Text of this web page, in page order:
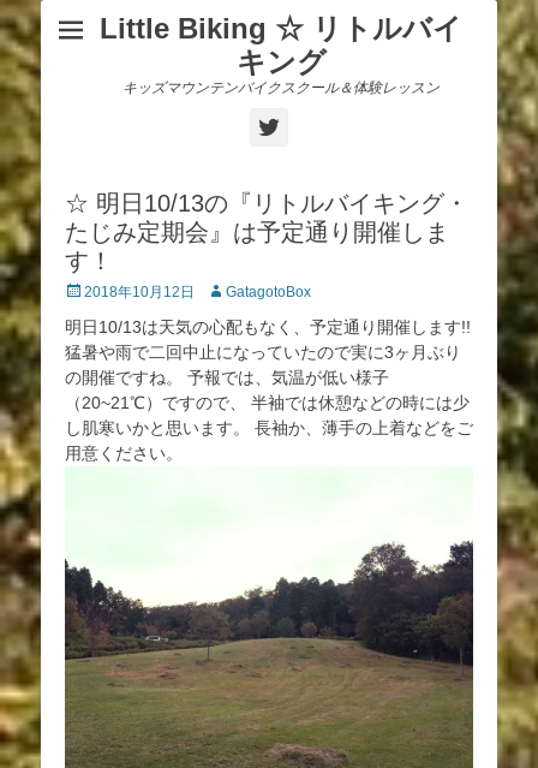
Little Biking ☆ リトルバイ
キング
キッズマウンテンバイクスクール＆体験レッスン
☆ 明日10/13の『リトルバイキング・
たじみ定期会』は予定通り開催しま
す！
投
日
2018年10月12日
投
者
GatagotoBox
明日10/13は天気の心配もなく、予定通り開催します!!
猛暑や雨で二回中止になっていたので実に3ヶ月ぶり
の開催ですね。 予報では、気温が低い様子
（20~21℃）ですので、 半袖では休憩などの時には少
し肌寒いかと思います。 長袖か、薄手の上着などをご
用意ください。